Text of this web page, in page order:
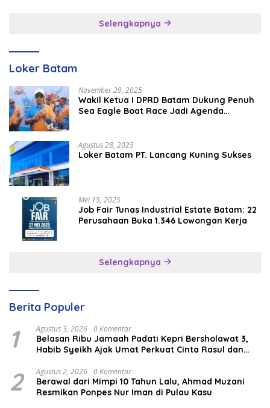
Selengkapnya
Loker Batam
November 29, 2025
Wakil Ketua I DPRD Batam Dukung Penuh
Sea Eagle Boat Race Jadi Agenda
Agustus 28, 2025
Loker Batam PT. Lancang Kuning Sukses
Mei 15, 2025
Job Fair Tunas Industrial Estate Batam: 22
Perusahaan Buka 1.346 Lowongan Kerja
Selengkapnya
Berita Populer
1 Agustus 3, 2026 0 Komentar
Belasan Ribu Jamaah Padati Kepri Bersholawat 3,
Habib Syeikh Ajak Umat Perkuat Cinta Rasul dan
2 Agustus 2, 2026 0 Komentar
Berawal dari Mimpi 10 Tahun Lalu, Ahmad Muzani
Resmikan Ponpes Nur Iman di Pulau Kasu